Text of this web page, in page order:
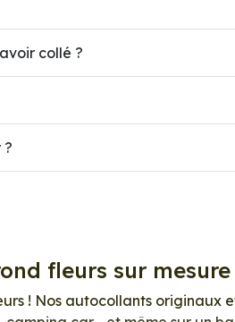
collé ?
?
fleurs sur mesure
! Nos autocollants